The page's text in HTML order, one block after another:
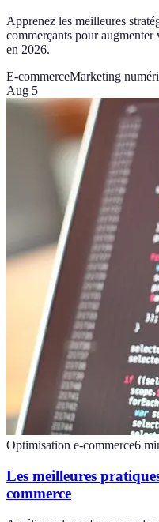
Apprenez les meilleures
commerçants pour
en 2026.
E-commerceMarketing
Aug 5
Optimisation e-commerce6
Les meilleures
commerce